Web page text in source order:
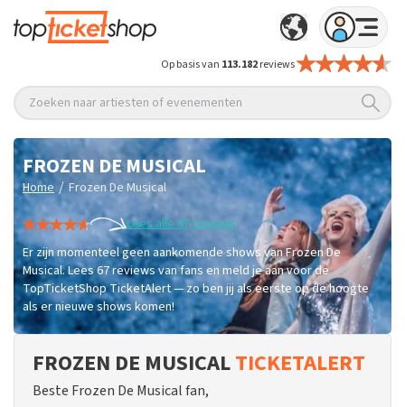
Op basis van 113.182reviews
Zoeken naar artiesten of evenementen
FROZEN DE MUSICAL
Home / Frozen De Musical
Lees alle 67 reviews
Er zijn momenteel geen aankomende shows van Frozen De
Musical. Lees 67 reviews van fans en meld je aan voor de
TopTicketShop TicketAlert — zo ben jij als eerste op de hoogte
als er nieuwe shows komen!
FROZEN DE MUSICALTICKETALERT
Beste Frozen De Musical fan,